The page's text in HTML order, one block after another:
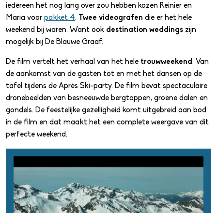
iedereen het nog lang over zou hebben kozen Reinier en
Maria voor pakket 4. Twee videografen die er het hele
weekend bij waren. Want ook destination weddings zijn
mogelijk bij De Blauwe Graaf.
De film vertelt het verhaal van het hele trouwweekend. Van
de aankomst van de gasten tot en met het dansen op de
tafel tijdens de Après Ski-party. De film bevat spectaculaire
dronebeelden van besneeuwde bergtoppen, groene dalen en
gondels. De feestelijke gezelligheid komt uitgebreid aan bod
in de film en dat maakt het een complete weergave van dit
perfecte weekend.
Over de Blauwe Graaf
Contact